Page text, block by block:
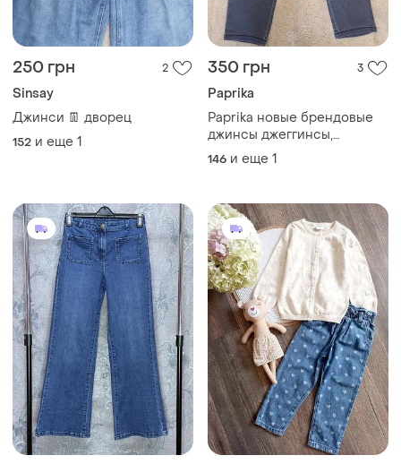
250 грн 2
Sinsay
Джинси 👖 дворец
152 и еще 1
350 грн 3
Paprika
Paprika новые брендовые
джинсы джеггинсы,
джоггеры на резинке с
этикеткой для девочки на
146 и еще 1